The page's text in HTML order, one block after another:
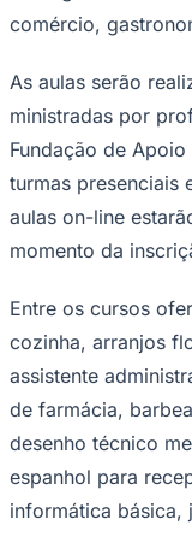
Times - Ir direto
comércio,
As aulas serão
ministradas por
Fundação de
turmas presenciais
aulas on-line
momento da
Entre os cursos
cozinha, arranjos
assistente
de farmácia,
desenho técnico
espanhol para
informática básica,